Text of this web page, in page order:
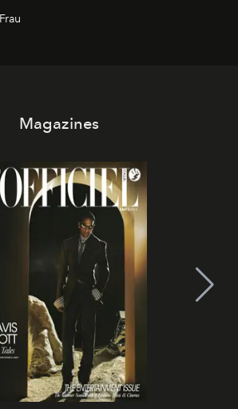
Magazines